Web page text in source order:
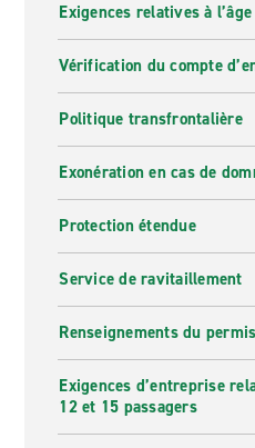
Exigences relatives à l’âge
Vérification du compte
Politique transfrontalière
Exonération en cas de
Protection étendue
Service de ravitaillement
Renseignements du
Exigences d’entreprise
12 et 15 passagers